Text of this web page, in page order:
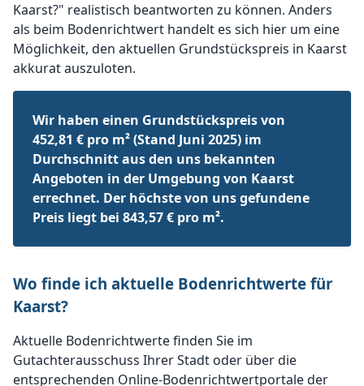
Kaarst?" realistisch beantworten zu können. Anders
als beim Bodenrichtwert handelt es sich hier um eine
Möglichkeit, den aktuellen Grundstückspreis in Kaarst
akkurat auszuloten.
Wir haben einen Grundstückspreis von
452,81 € pro m² (Stand Juni 2025) im
Durchschnitt aus den uns bekannten
Angeboten in der Umgebung von Kaarst
errechnet. Der höchste von uns gefundene
Preis liegt bei 843,57 € pro m².
Wo finde ich aktuelle Bodenrichtwerte für
Kaarst?
Aktuelle Bodenrichtwerte finden Sie im
Gutachterausschuss Ihrer Stadt oder über die
entsprechenden Online-Bodenrichtwertportale der